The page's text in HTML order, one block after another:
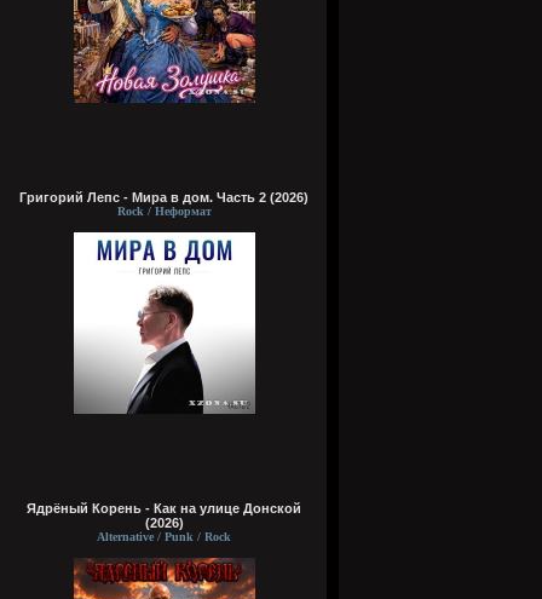
Григорий Лепс - Мира в дом. Часть 2 (2026)
Rock / Неформат
Ядрёный Корень - Как на улице Донской
(2026)
Alternative / Punk / Rock